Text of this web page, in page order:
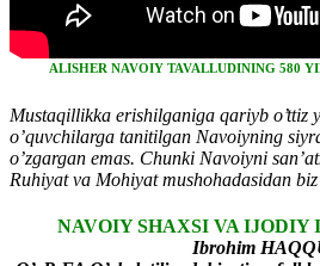
ALISHER NAVOIY TAVALLUDINING 580
Mustaqillikka erishilganiga qariyb o’ttiz
o’quvchilarga tanitilgan Navoiyning
o’zgargan emas. Chunki Navoiyni
Ruhiyat va Mohiyat mushohadasidan
NAVOIY SHAXSI VA
Ibrohim